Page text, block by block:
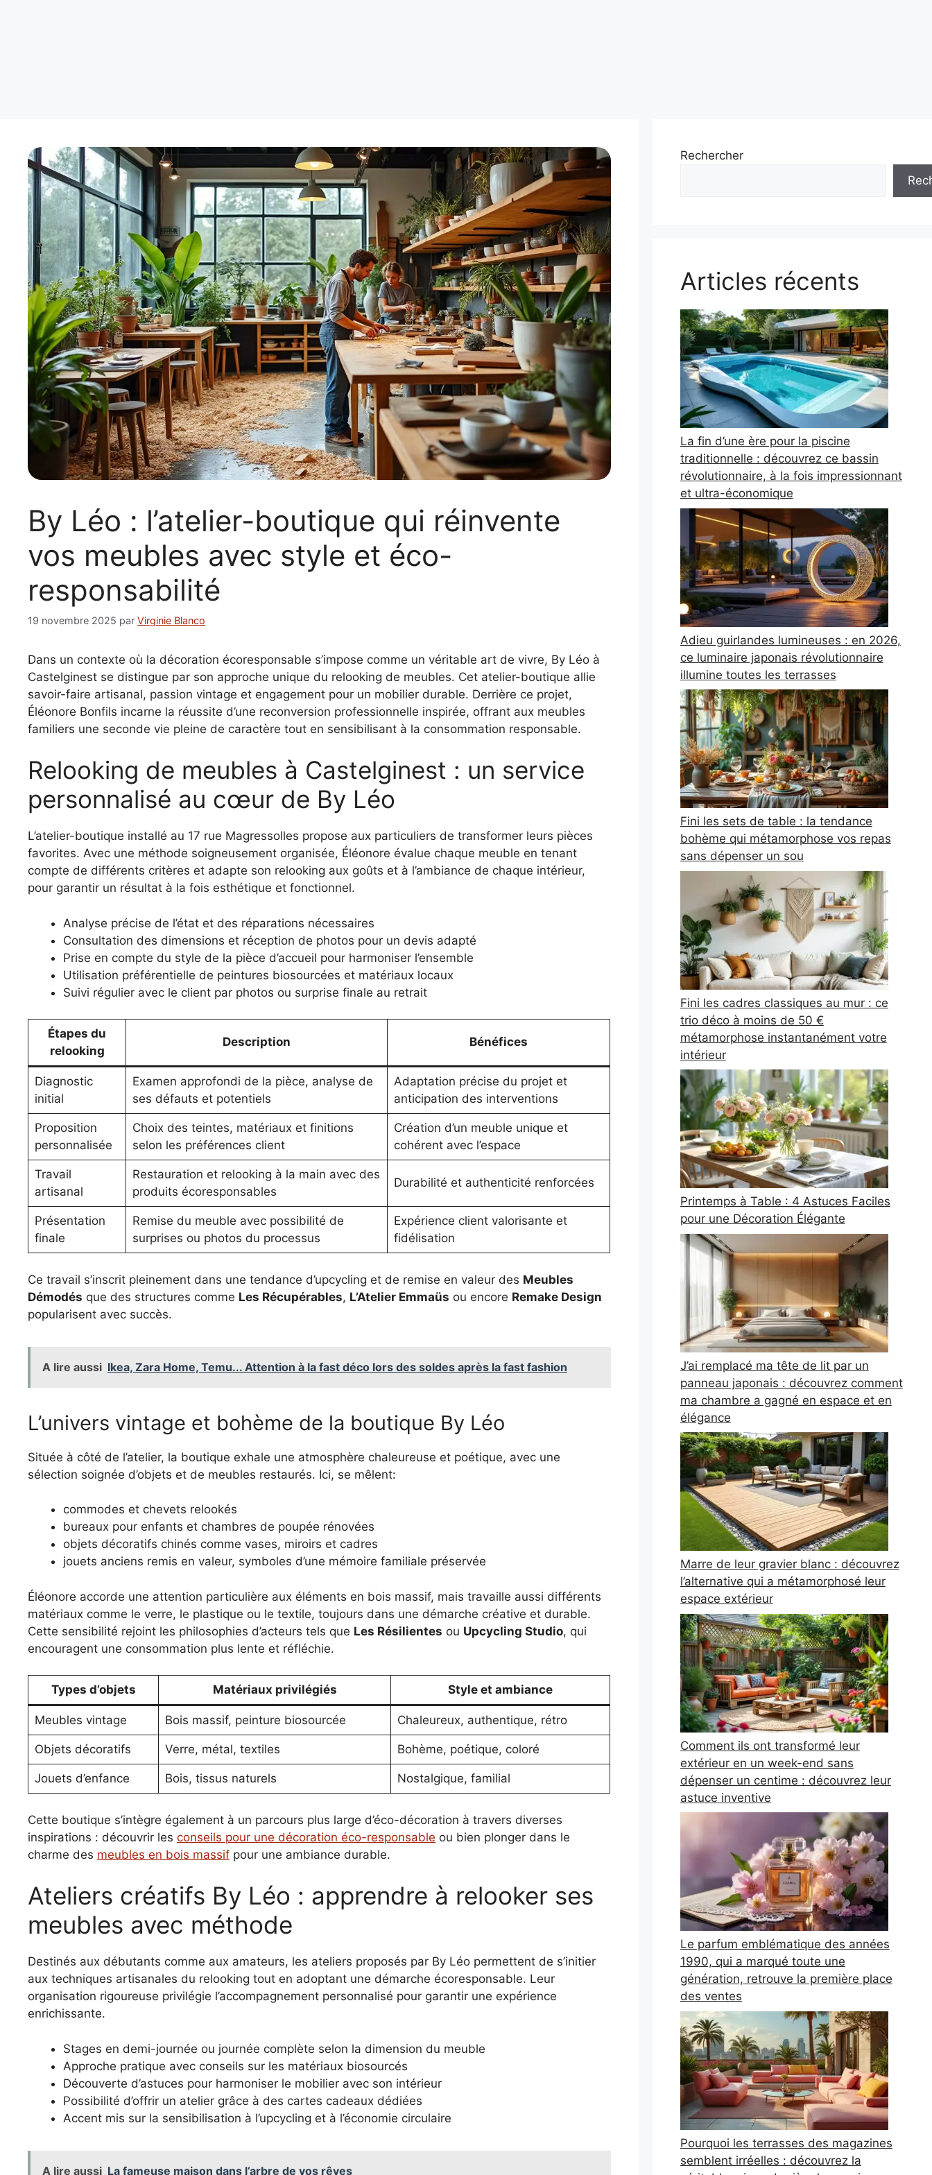
By Léo : l’atelier-boutique qui réinvente
vos meubles avec style et éco-
responsabilité
19 novembre 2025 par Virginie Blanco
Dans un contexte où la décoration écoresponsable s’impose comme un véritable art de vivre, By Léo à
Castelginest se distingue par son approche unique du relooking de meubles. Cet atelier-boutique allie
savoir-faire artisanal, passion vintage et engagement pour un mobilier durable. Derrière ce projet,
Éléonore Bonfils incarne la réussite d’une reconversion professionnelle inspirée, offrant aux meubles
familiers une seconde vie pleine de caractère tout en sensibilisant à la consommation responsable.
Relooking de meubles à Castelginest : un service
personnalisé au cœur de By Léo
L’atelier-boutique installé au 17 rue Magressolles propose aux particuliers de transformer leurs pièces
favorites. Avec une méthode soigneusement organisée, Éléonore évalue chaque meuble en tenant
compte de différents critères et adapte son relooking aux goûts et à l’ambiance de chaque intérieur,
pour garantir un résultat à la fois esthétique et fonctionnel.
Analyse précise de l’état et des réparations nécessaires
Consultation des dimensions et réception de photos pour un devis adapté
Prise en compte du style de la pièce d’accueil pour harmoniser l’ensemble
Utilisation préférentielle de peintures biosourcées et matériaux locaux
Suivi régulier avec le client par photos ou surprise finale au retrait
Étapes du
relooking
Description Bénéfices
Diagnostic
initial
Examen approfondi de la pièce, analyse de
ses défauts et potentiels
Adaptation précise du projet et
anticipation des interventions
Proposition
personnalisée
Choix des teintes, matériaux et finitions
selon les préférences client
Création d’un meuble unique et
cohérent avec l’espace
Travail
artisanal
Restauration et relooking à la main avec des
produits écoresponsables
Durabilité et authenticité renforcées
Présentation
finale
Remise du meuble avec possibilité de
surprises ou photos du processus
Expérience client valorisante et
fidélisation
Ce travail s’inscrit pleinement dans une tendance d’upcycling et de remise en valeur des Meubles
Démodés que des structures comme Les Récupérables, L’Atelier Emmaüs ou encore Remake Design
popularisent avec succès.
A lire aussi Ikea, Zara Home, Temu... Attention à la fast déco lors des soldes après la fast fashion
L’univers vintage et bohème de la boutique By Léo
Située à côté de l’atelier, la boutique exhale une atmosphère chaleureuse et poétique, avec une
sélection soignée d’objets et de meubles restaurés. Ici, se mêlent:
commodes et chevets relookés
bureaux pour enfants et chambres de poupée rénovées
objets décoratifs chinés comme vases, miroirs et cadres
jouets anciens remis en valeur, symboles d’une mémoire familiale préservée
Éléonore accorde une attention particulière aux éléments en bois massif, mais travaille aussi différents
matériaux comme le verre, le plastique ou le textile, toujours dans une démarche créative et durable.
Cette sensibilité rejoint les philosophies d’acteurs tels que Les Résilientes ou Upcycling Studio, qui
encouragent une consommation plus lente et réfléchie.
Types d’objets Matériaux privilégiés Style et ambiance
Meubles vintage Bois massif, peinture biosourcée Chaleureux, authentique, rétro
Objets décoratifs Verre, métal, textiles Bohème, poétique, coloré
Jouets d’enfance Bois, tissus naturels Nostalgique, familial
Cette boutique s’intègre également à un parcours plus large d’éco-décoration à travers diverses
inspirations : découvrir les conseils pour une décoration éco-responsable ou bien plonger dans le
charme des meubles en bois massif pour une ambiance durable.
Ateliers créatifs By Léo : apprendre à relooker ses
meubles avec méthode
Destinés aux débutants comme aux amateurs, les ateliers proposés par By Léo permettent de s’initier
aux techniques artisanales du relooking tout en adoptant une démarche écoresponsable. Leur
organisation rigoureuse privilégie l’accompagnement personnalisé pour garantir une expérience
enrichissante.
Stages en demi-journée ou journée complète selon la dimension du meuble
Approche pratique avec conseils sur les matériaux biosourcés
Découverte d’astuces pour harmoniser le mobilier avec son intérieur
Possibilité d’offrir un atelier grâce à des cartes cadeaux dédiées
Accent mis sur la sensibilisation à l’upcycling et à l’économie circulaire
A lire aussi La fameuse maison dans l’arbre de vos rêves
Rechercher
Articles récents
La fin d’une ère pour la piscine
traditionnelle : découvrez ce bassin
révolutionnaire, à la fois impressionnant
et ultra-économique
Adieu guirlandes lumineuses : en 2026,
ce luminaire japonais révolutionnaire
illumine toutes les terrasses
Fini les sets de table : la tendance
bohème qui métamorphose vos repas
sans dépenser un sou
Fini les cadres classiques au mur : ce
trio déco à moins de 50 €
métamorphose instantanément votre
intérieur
Printemps à Table : 4 Astuces Faciles
pour une Décoration Élégante
J’ai remplacé ma tête de lit par un
panneau japonais : découvrez comment
ma chambre a gagné en espace et en
élégance
Marre de leur gravier blanc : découvrez
l’alternative qui a métamorphosé leur
espace extérieur
Comment ils ont transformé leur
extérieur en un week-end sans
dépenser un centime : découvrez leur
astuce inventive
Le parfum emblématique des années
1990, qui a marqué toute une
génération, retrouve la première place
des ventes
Pourquoi les terrasses des magazines
semblent irréelles : découvrez la